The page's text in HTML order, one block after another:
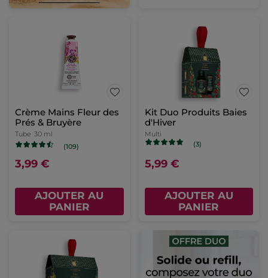
Crème Mains Fleur des
Prés & Bruyère
Tube 30 ml
(109)
3,99 €
AJOUTER AU
PANIER
Kit Duo Produits Baies
d'Hiver
Multi
(3)
5,99 €
AJOUTER AU
PANIER